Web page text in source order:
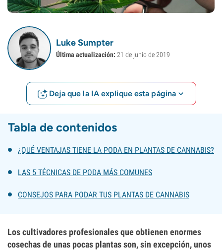
Luke Sumpter
Última actualización: 21 de junio de 2019
Deja que la IA explique esta página
Tabla de contenidos
¿QUÉ VENTAJAS TIENE LA PODA EN PLANTAS DE CANNABIS?
LAS 5 TÉCNICAS DE PODA MÁS COMUNES
CONSEJOS PARA PODAR TUS PLANTAS DE CANNABIS
Los cultivadores profesionales que obtienen enormes
cosechas de unas pocas plantas son, sin excepción, unos